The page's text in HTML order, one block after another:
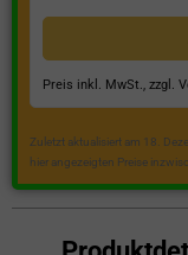
Preis inkl. MwSt., zzgl.
Zuletzt aktualisiert am 18.
hier angezeigten Preise